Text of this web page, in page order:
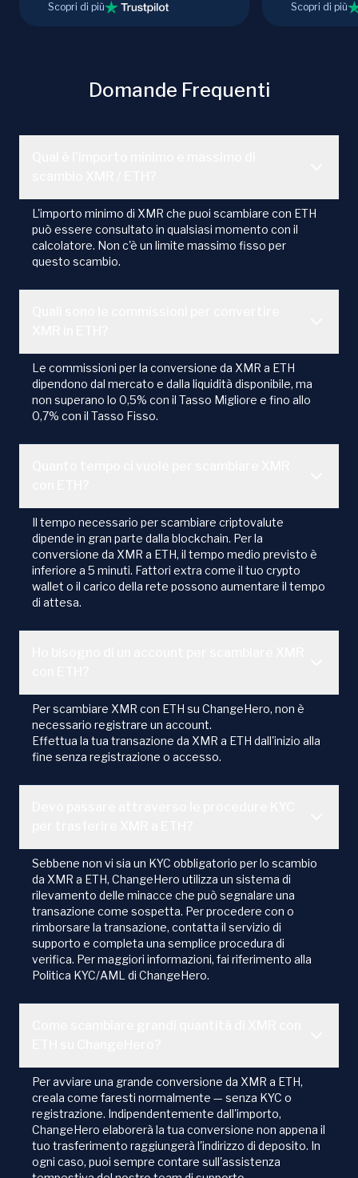
Scopri di più Scopri di più
Domande Frequenti
L'importo minimo di XMR che puoi scambiare con ETH
può essere consultato in qualsiasi momento con il
calcolatore. Non c'è un limite massimo fisso per
questo scambio.
Le commissioni per la conversione da XMR a ETH
dipendono dal mercato e dalla liquidità disponibile, ma
non superano lo 0,5% con il Tasso Migliore e fino allo
0,7% con il Tasso Fisso.
Il tempo necessario per scambiare criptovalute
dipende in gran parte dalla blockchain. Per la
conversione da XMR a ETH, il tempo medio previsto è
inferiore a 5 minuti. Fattori extra come il tuo crypto
wallet o il carico della rete possono aumentare il tempo
di attesa.
Per scambiare XMR con ETH su ChangeHero, non è
necessario registrare un account.
Effettua la tua transazione da XMR a ETH dall'inizio alla
fine senza registrazione o accesso.
Sebbene non vi sia un KYC obbligatorio per lo scambio
da XMR a ETH, ChangeHero utilizza un sistema di
rilevamento delle minacce che può segnalare una
transazione come sospetta. Per procedere con o
rimborsare la transazione, contatta il servizio di
supporto e completa una semplice procedura di
verifica. Per maggiori informazioni, fai riferimento alla
Politica KYC/AML di ChangeHero.
Per avviare una grande conversione da XMR a ETH,
creala come faresti normalmente — senza KYC o
registrazione. Indipendentemente dall'importo,
ChangeHero elaborerà la tua conversione non appena il
tuo trasferimento raggiungerà l'indirizzo di deposito. In
ogni caso, puoi sempre contare sull'assistenza